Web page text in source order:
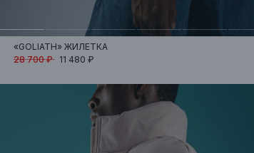
«GOLIATH»ЖИЛЕТКА
28 700 ₽ 11 480 ₽